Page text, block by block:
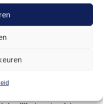
bij Arendje
zonder zelf
bij Arendje